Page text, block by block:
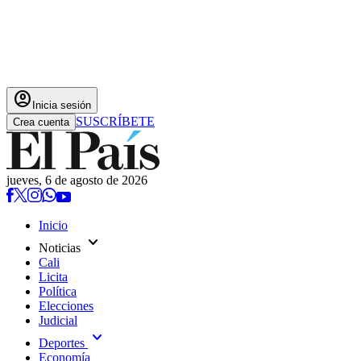
account_circle Inicia sesión
Crea cuenta SUSCRÍBETE
jueves, 6 de agosto de 2026
Inicio
Noticias expand_more
Cali
Licita
Política
Elecciones
Judicial
Deportes expand_more
Economía